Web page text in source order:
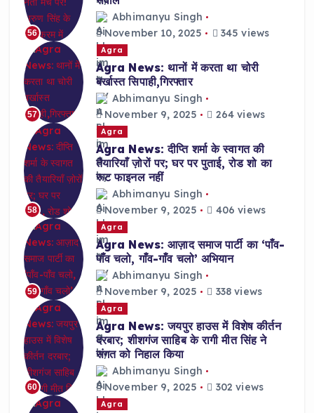
56
Abhimanyu Singh
November 10, 2025
345 views
57
Agra
Agra News: थानों में करता था चोरी
बर्खास्त सिपाही,गिरफ्तार
Abhimanyu Singh
November 9, 2025
264 views
58
Agra
Agra News: दीप्ति शर्मा के स्वागत की
तैयारियाँ ज़ोरों पर; घर पर पुताई, रोड शो का
रूट फाइनल नहीं
Abhimanyu Singh
November 9, 2025
406 views
59
Agra
Agra News: आज़ाद समाज पार्टी का ‘पाँव-
पाँव चलो, गाँव-गाँव चलो’ अभियान
Abhimanyu Singh
November 9, 2025
338 views
60
Agra
Agra News: जयपुर हाउस में विशेष कीर्तन
दरबार; शीशगंज साहिब के रागी मीत सिंह ने
संगत को निहाल किया
Abhimanyu Singh
November 9, 2025
302 views
Agra